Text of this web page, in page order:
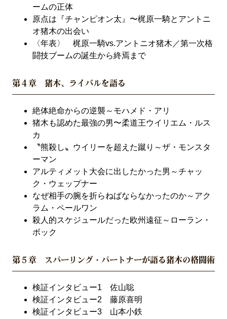
ームの正体
原点は『チャンピオン太』〜梶原一騎とアントニ
オ猪木の出会い
〈年表〉 梶原一騎vs.アントニオ猪木／第一次格
闘技ブームの誕生から終焉まで
第４章 猪木、ライバルを語る
絶体絶命からの逆襲～モハメド・アリ
猪木も認めた最強の男〜柔道王ウイリエム・ルス
カ
〝熊殺し〟ウイリーを超えた蹴り～ザ・モンスタ
ーマン
アルティメット大会に出したかった男～チャッ
ク・ウェップナー
なぜ相手の腕を折らねばならなかったのか～アク
ラム・ペールワン
殺人的スケジュールだった欧州遠征～ローラン・
ボック
第５章 スパーリング・パートナーが語る猪木の格闘術
検証インタビュー1 佐山聡
検証インタビュー2 藤原喜明
検証インタビュー3 山本小鉄